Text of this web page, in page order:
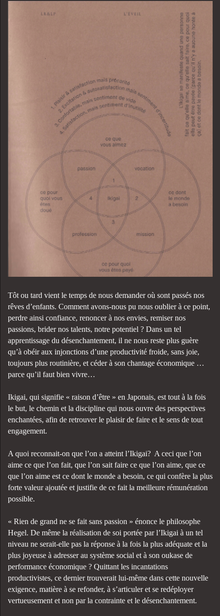
Tôt ou tard vient le temps de nous demander où sont passés nos
rêves d’enfants. Comment avons-nous pu nous oublier à ce point,
perdre ainsi confiance, renoncer à nos envies, remiser nos
passions, brider nos talents, notre potentiel ? Dans un tel
apprentissage du désenchantement, il ne nous reste plus guère
qu’à obéir aux injonctions d’une productivité froide, sans joie,
toujours plus routinière, et céder à son chantage économique …
parce qu’il faut bien vivre…
Ikigai, qui signifie « raison d’être » en Japonais, est tout à la fois
le but, le chemin et la discipline qui nous ouvre des perspectives
enchantées, afin de retrouver le plaisir de faire et le sens de tout
engagement.
A quoi reconnait-on que l’on a atteint l’Ikigai? A ceci que l’on
aime ce que l’on fait, que l’on sait faire ce que l’on aime, que ce
que l’on aime est ce dont le monde a besoin, ce qui confère la plus
forte valeur ajoutée et justifie de ce fait la meilleure rémunération
possible.
« Rien de grand ne se fait sans passion » énonce le philosophe
Hegel. De même la réalisation de soi portée par l’Ikigai à un tel
niveau ne serait-elle pas la réponse à la fois la plus adéquate et la
plus joyeuse à adresser au système social et à son oukase de
performance économique ? Quittant les incantations
productivistes, ce dernier trouverait lui-même dans cette nouvelle
exigence, matière à se refonder, à s’articuler et se redéployer
vertueusement et non par la contrainte et le désenchantement.